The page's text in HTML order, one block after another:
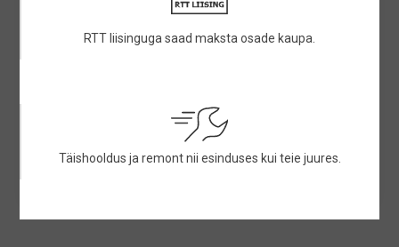
RTT liisinguga saad maksta osade kaupa.
Täishooldus ja remont nii esinduses kui teie juures.